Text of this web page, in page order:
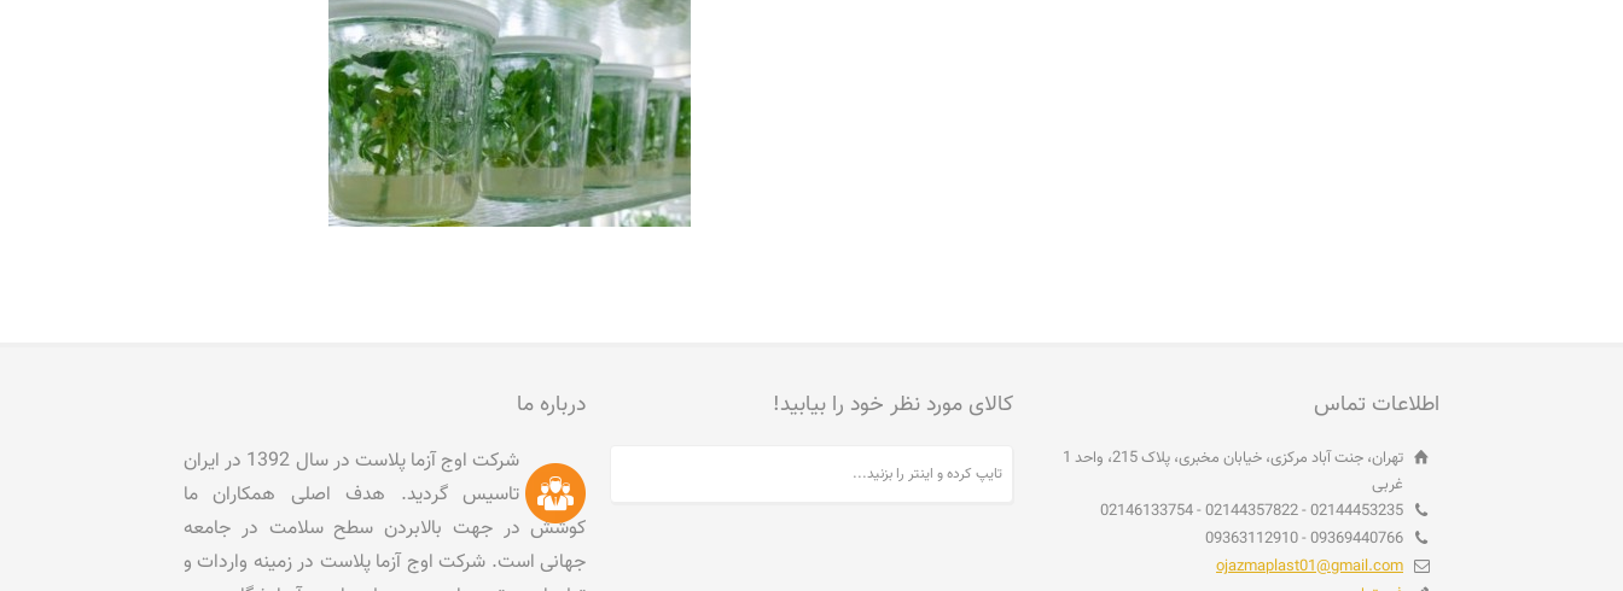
اطلاعات تماس
تهران، جنت آباد مرکزی، خیابان مخبری، پلاک 215، واحد 1
غربی
02144453235 - 02144357822 - 02146133754
09369440766 - 09363112910
ojazmaplast01@gmail.com
کالای مورد نظر خود را بیابید! درباره ما
شرکت اوج آزما پلاست در سال 1392 در ایران
تاسیس گردید. هدف اصلی همکاران ما
کوشش در جهت بالابردن سطح سلامت در جامعه
جهانی است. شرکت اوج آزما پلاست در زمینه واردات و